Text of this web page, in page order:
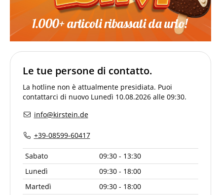
Le tue persone di contatto.
La hotline non è attualmente presidiata. Puoi
contattarci di nuovo Lunedì 10.08.2026 alle 09:30.
info@kirstein.de
+39-08599-60417
Sabato
09:30 - 13:30
Lunedì
09:30 - 18:00
Martedì
09:30 - 18:00